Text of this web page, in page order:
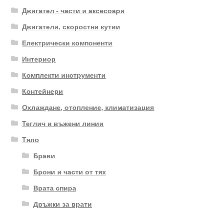
Двигател - части и аксесоари
Двигатели, скоростни кутии
Електрически компоненти
Интериор
Комплекти инструменти
Контейнери
Охлаждане, отопление, климатизация
Теглич и въжени линии
Тяло
Брави
Брони и части от тях
Врата спира
Дръжки за врати